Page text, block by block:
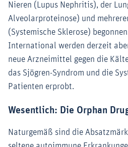
Nieren (Lupus Nephritis), der
Alveolarproteinose) und
(Systemische Sklerose)
International werden derzeit
neue Arzneimittel gegen die
das Sjögren-Syndrom und die
Patienten erprobt.
Wesentlich: Die Orphan
Naturgemäß sind die